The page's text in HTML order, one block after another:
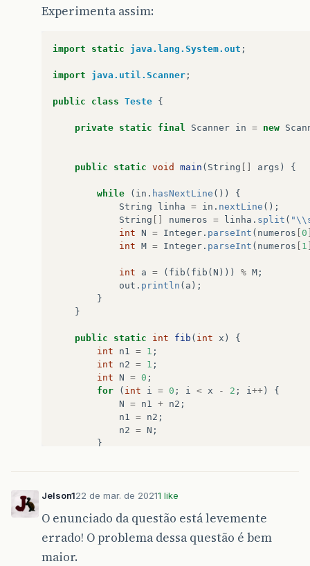
Experimenta assim:
import static java.lang.System.out ;
import java.util.Scanner ;
public class Teste {
private static final Scanner in = new
public static void main ( String [] args ) {
while ( in . hasNextLine ())
{
String
linha = in . nextLine ();
String [] numeros = linha . split (
int N = Integer . parseInt ( numeros [0
int M = Integer . parseInt ( numeros [ 1
int a = ( fib ( fib (N ))) % M ;
out . println ( a );
}
}
public static int fib ( int x )
{
int
n1 = 1 ;
int
n2 = 1 ;
int N = 0 ;
for
( int i = 0 ; i < x - 2 ; i ++)
{
N = n1 + n2 ;
n1
= n2 ;
n2 = N ;
}
return 1 ;
}
}
Jelson122 de mar. de 20211 like
O enunciado da questão está levemente
errado! O problema dessa questão é bem
maior.